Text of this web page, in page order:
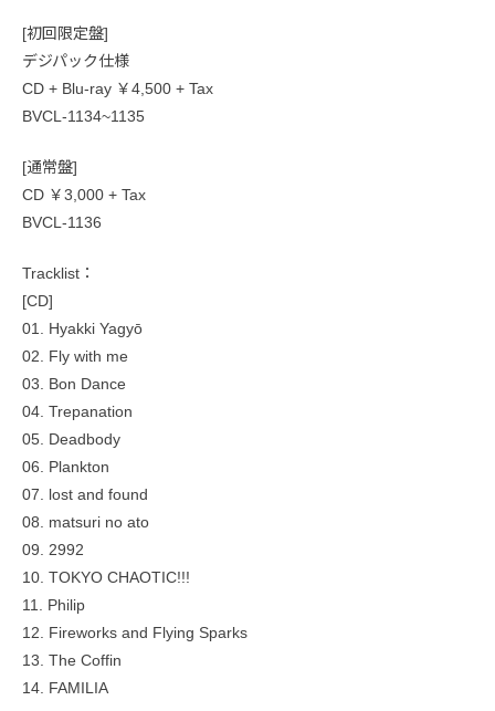
[初回限定盤]
デジパック仕様
CD + Blu-ray ￥4,500 + Tax
BVCL-1134~1135
[通常盤]
CD ￥3,000 + Tax
BVCL-1136
Tracklist：
[CD]
01. Hyakki Yagyō
02. Fly with me
03. Bon Dance
04. Trepanation
05. Deadbody
06. Plankton
07. lost and found
08. matsuri no ato
09. 2992
10. TOKYO CHAOTIC!!!
11. Philip
12. Fireworks and Flying Sparks
13. The Coffin
14. FAMILIA